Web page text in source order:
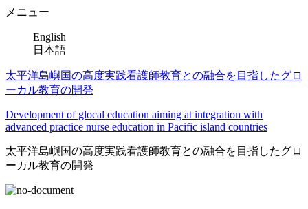
メニュー
English
日本語
太平洋島嶼国の高度実践看護師教育との融合を目指したグロ
ーカル教育の開発
Development of glocal education aiming at integration with
advanced practice nurse education in Pacific island countries
太平洋島嶼国の高度実践看護師教育との融合を目指したグロ
ーカル教育の開発